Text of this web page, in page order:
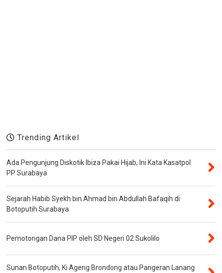
Trending Artikel
Ada Pengunjung Diskotik Ibiza Pakai Hijab, Ini Kata Kasatpol
PP Surabaya
Sejarah Habib Syekh bin Ahmad bin Abdullah Bafaqih di
Botoputih Surabaya
Pemotongan Dana PIP oleh SD Negeri 02 Sukolilo
Sunan Botoputih, Ki Ageng Brondong atau Pangeran Lanang